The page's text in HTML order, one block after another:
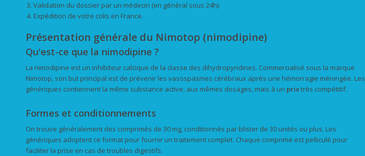
Validation du dossier par un médecin (en général sous 24h).
Expédition de votre colis en France.
Présentation générale du Nimotop (nimodipine)
Qu'est-ce que la nimodipine ?
La nimodipine est un inhibiteur calcique de la classe des dihydropyridines. Commercialisé sous la marque
Nimotop, son but principal est de prévenir les vasospasmes cérébraux après une hémorragie méningée. Les
génériques contiennent la même substance active, aux mêmes dosages, mais à un prixtrès compétitif.
Formes et conditionnements
On trouve généralement des comprimés de 30 mg, conditionnés par blister de 30 unités ou plus. Les
génériques adoptent ce format pour fournir un traitement complet. Chaque comprimé est pelliculé pour
faciliter la prise en cas de troubles digestifs.